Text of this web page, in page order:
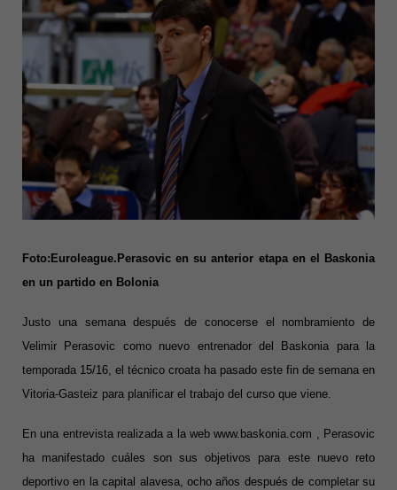
Foto:Euroleague.Perasovic en su anterior etapa en el Baskonia
en un partido en Bolonia
Justo una semana después de conocerse el nombramiento de
Velimir Perasovic como nuevo entrenador del Baskonia para la
temporada 15/16, el técnico croata ha pasado este fin de semana en
Vitoria-Gasteiz para planificar el trabajo del curso que viene.
En una entrevista realizada a la webwww.baskonia.com , Perasovic
ha manifestado cuáles son sus objetivos para este nuevo reto
deportivo en la capital alavesa, ocho años después de completar su